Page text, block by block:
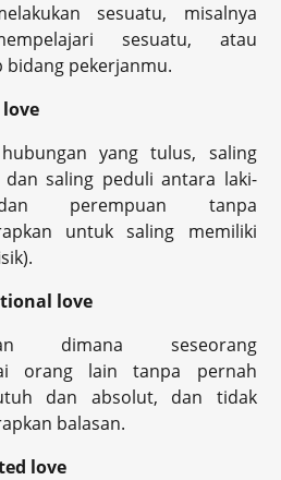
sesuatu, misalnya
sesuatu, atau
bidang pekerjanmu.
yang tulus, saling
dan saling peduli antara laki-
perempuan tanpa
untuk saling memiliki
love
dimana seseorang
orang lain tanpa pernah
dan absolut, dan tidak
balasan.
love